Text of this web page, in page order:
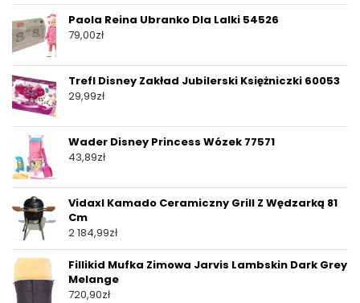
Paola Reina Ubranko Dla Lalki 54526
79,00zł
Trefl Disney Zakład Jubilerski Księżniczki 60053
29,99zł
Wader Disney Princess Wózek 77571
43,89zł
Vidaxl Kamado Ceramiczny Grill Z Wędzarką 81
Cm
2 184,99zł
Fillikid Mufka Zimowa Jarvis Lambskin Dark Grey
Melange
720,90zł